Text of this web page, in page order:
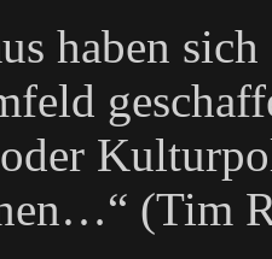
haben
(Tim